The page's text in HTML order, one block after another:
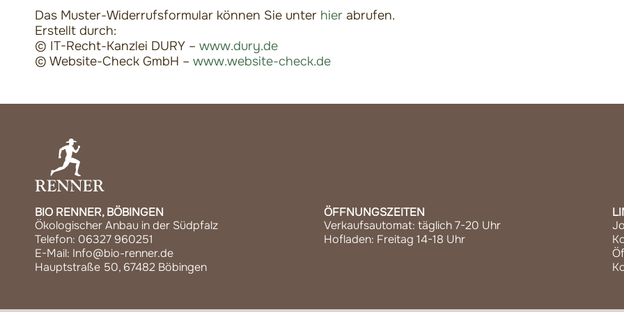
Das Muster-Widerrufsformular können Sie unter hier abrufen.
Erstellt durch:
© IT-Recht-Kanzlei DURY – www.dury.de
© Website-Check GmbH – www.website-check.de
BIO RENNER, BÖBINGEN
Ökologischer Anbau in der Südpfalz
Telefon: 06327 960251
E-Mail: Info@bio-renner.de
Hauptstraße 50, 67482 Böbingen
ÖFFNUNGSZEITEN
Verkaufsautomat: täglich 7-20 Uhr
Hofladen: Freitag 14-18 Uhr